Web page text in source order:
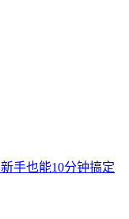
手也能10分钟搞定